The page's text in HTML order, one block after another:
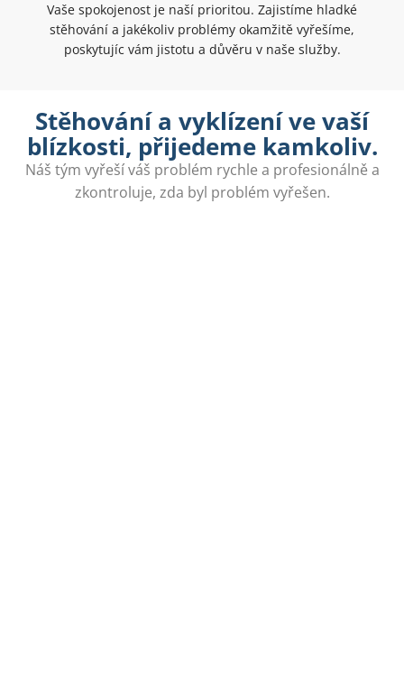
Vaše spokojenost je naší prioritou. Zajistíme hladké
stěhování a jakékoliv problémy okamžitě vyřešíme,
poskytujíc vám jistotu a důvěru v naše služby.
Stěhování a vyklízení ve vaší
blízkosti, přijedeme kamkoliv.
Náš tým vyřeší váš problém rychle a profesionálně a
zkontroluje, zda byl problém vyřešen.